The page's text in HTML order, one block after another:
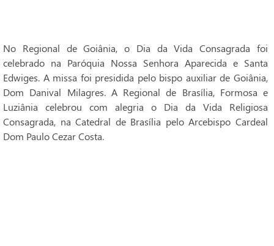
No Regional de Goiânia, o Dia da Vida Consagrada foi
celebrado na Paróquia Nossa Senhora Aparecida e Santa
Edwiges. A missa foi presidida pelo bispo auxiliar de Goiânia,
Dom Danival Milagres. A Regional de Brasília, Formosa e
Luziânia celebrou com alegria o Dia da Vida Religiosa
Consagrada, na Catedral de Brasília pelo Arcebispo Cardeal
Dom Paulo Cezar Costa.